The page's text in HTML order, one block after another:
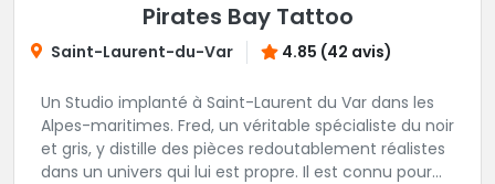
Pirates Bay Tattoo
Saint-Laurent-du-Var 4.85 (42 avis)
Un Studio implanté à Saint-Laurent du Var dans les
Alpes-maritimes. Fred, un véritable spécialiste du noir
et gris, y distille des pièces redoutablement réalistes
dans un univers qui lui est propre. Il est connu pour